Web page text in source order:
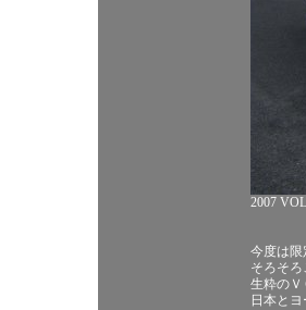
2007
今度は限
そろそ
生粋のＶ
日本と